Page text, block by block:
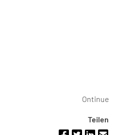
Ontinue
Teilen